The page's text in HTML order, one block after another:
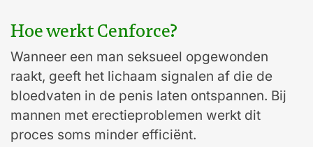
Hoe werkt Cenforce?
Wanneer een man seksueel opgewonden
raakt, geeft het lichaam signalen af die de
bloedvaten in de penis laten ontspannen. Bij
mannen met erectieproblemen werkt dit
proces soms minder efficiënt.